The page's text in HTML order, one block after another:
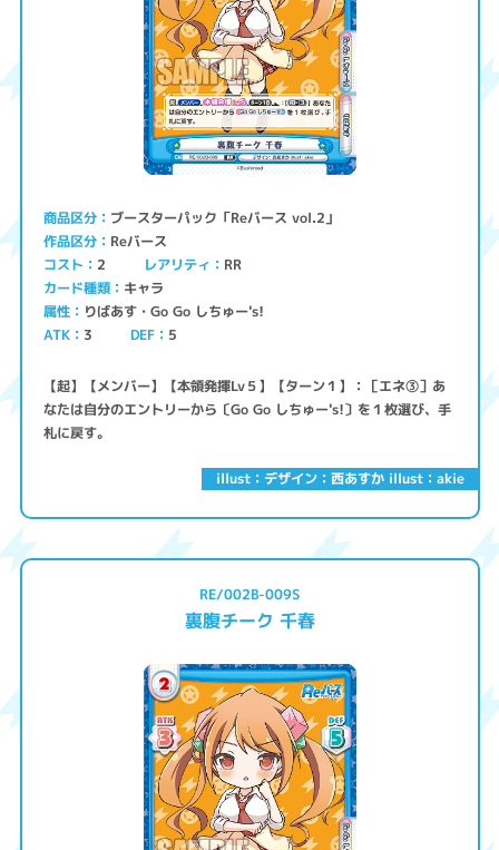
illust：デザイン：西あすか illust：akie
商品区分 ブースターパック「Reバース vol.2」
作品区分 Reバース
コスト 2 レアリティ RR
カード種類 キャラ
属性 りばあす・Go Go しちゅー's!
ATK 3 DEF 5
【起】【メンバー】【本領発揮Lv５】【ターン１】：［エネ③］あ
なたは自分のエントリーから〔Go Go しちゅー's!〕を１枚選び、手
札に戻す。
RE/002B-009S
裏腹チーク 千春